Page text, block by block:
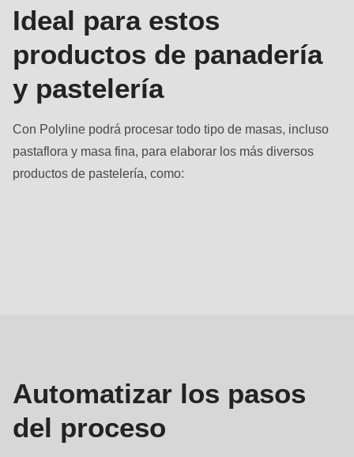
Ideal para estos
productos de panadería
y pastelería
Con Polyline podrá procesar todo tipo de masas, incluso
pastaflora y masa fina, para elaborar los más diversos
productos de pastelería, como:
Automatizar los pasos
del proceso